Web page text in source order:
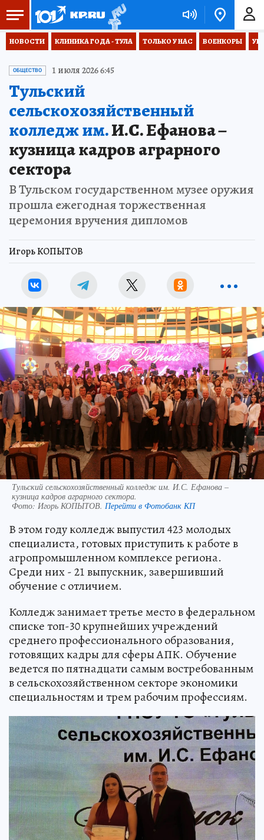
НОВОСТИ КЛИНИКА ГОДА - ТУЛА ТОЛЬКО У НАС ВОЕНКОРЫ
ОБЩЕСТВО 1 июля 2026 6:45
Тульский
сельскохозяйственный
колледж им.И.С. Ефанова –
кузница кадров аграрного
сектора
В Тульском государственном музее оружия
прошла ежегодная торжественная
церемония вручения дипломов
Игорь КОПЫТОВ
Тульский сельскохозяйственный колледж им. И.С. Ефанова –
кузница кадров аграрного сектора.
Фото: Игорь КОПЫТОВ. Перейти в Фотобанк КП
В этом году колледж выпустил 423 молодых
специалиста, готовых приступить к работе в
агропромышленном комплексе региона.
Среди них - 21 выпускник, завершивший
обучение с отличием.
Колледж занимает третье место в федеральном
списке топ-30 крупнейших учреждений
среднего профессионального образования,
готовящих кадры для сферы АПК. Обучение
ведется по пятнадцати самым востребованным
в сельскохозяйственном секторе экономики
специальностям и трем рабочим профессиям.